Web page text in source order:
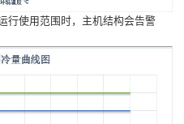
行使用范围时，主机结构会告警